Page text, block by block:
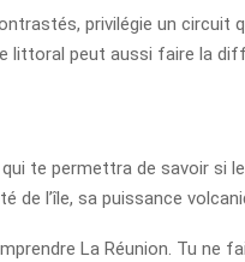
privilégie un circuit
littoral peut aussi faire la
te permettra de savoir si
l’île, sa puissance
La Réunion. Tu ne